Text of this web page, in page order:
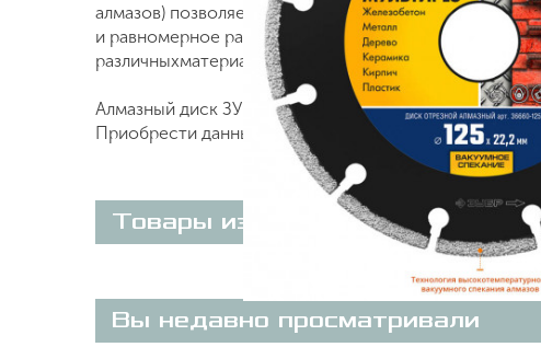
алмазов) позволяет использовать круг для резки
и равномерное расположение алмазов в режущем
различныхматериалов от абразивных(бетон, кирпич)
Алмазный диск ЗУБР 125х22.2 мм МУЛЬТИРЕЗ 36660-
Приобрести данный товар Вы можете on-line на
Товары из этой категории
Вы недавно просматривали